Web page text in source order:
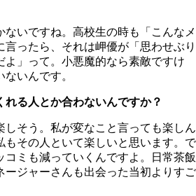
いですね。高校生の時も「こんなメ
言ったら、それは岬優が「思わせぶり
よ」って。小悪魔的なら素敵ですけ
いんです。
る人とか合わないんですか？
そう。私が変なこと言っても楽しん
もその人といて楽しいと思います。で
コミも減っていくんですよ。日常茶飯
ージャーさんも出会った当初よりすご